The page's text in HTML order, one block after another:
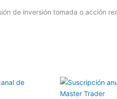
de inversión tomada o acción